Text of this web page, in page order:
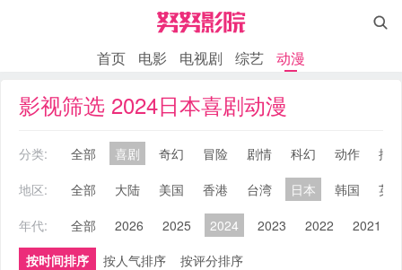

首页 电影 电视剧 综艺 动漫
影视筛选 2024日本喜剧动漫
分类: 全部 喜剧 奇幻 冒险 剧情 科幻 动作
搞
地区:
全部 大陆 美国 香港 台湾 日本 韩国
英
年代:
全部 2026 2025 2024 2023 2022 2021
按时间排序
按人气排序 按评分排序